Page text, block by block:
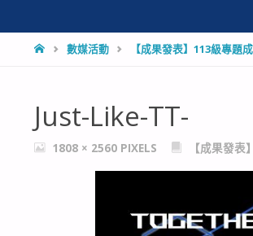
HOME數媒活動 【成果發表】113級專題
Just-Like-TT-
FULL1808 × 2560 PIXELS 【成果發